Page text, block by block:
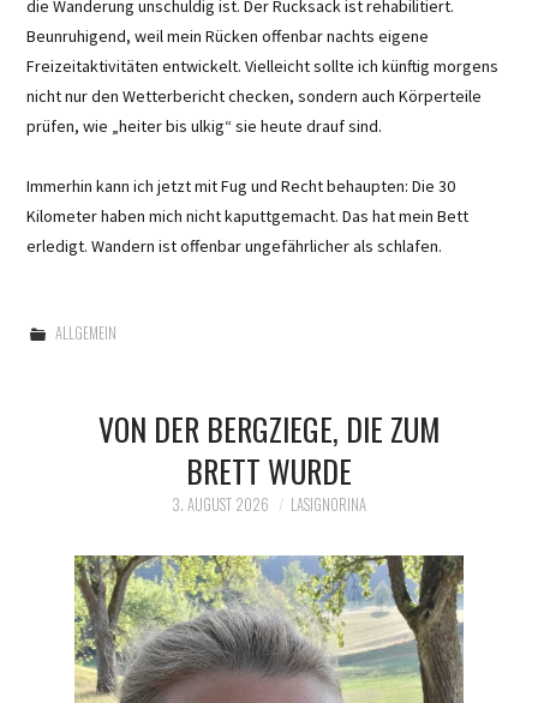
die Wanderung unschuldig ist. Der Rucksack ist rehabilitiert.
Beunruhigend, weil mein Rücken offenbar nachts eigene
Freizeitaktivitäten entwickelt. Vielleicht sollte ich künftig morgens
nicht nur den Wetterbericht checken, sondern auch Körperteile
prüfen, wie „heiter bis ulkig“ sie heute drauf sind.
Immerhin kann ich jetzt mit Fug und Recht behaupten: Die 30
Kilometer haben mich nicht kaputtgemacht. Das hat mein Bett
erledigt. Wandern ist offenbar ungefährlicher als schlafen.
ALLGEMEIN
VON DER BERGZIEGE, DIE ZUM
BRETT WURDE
3. AUGUST 2026 LASIGNORINA